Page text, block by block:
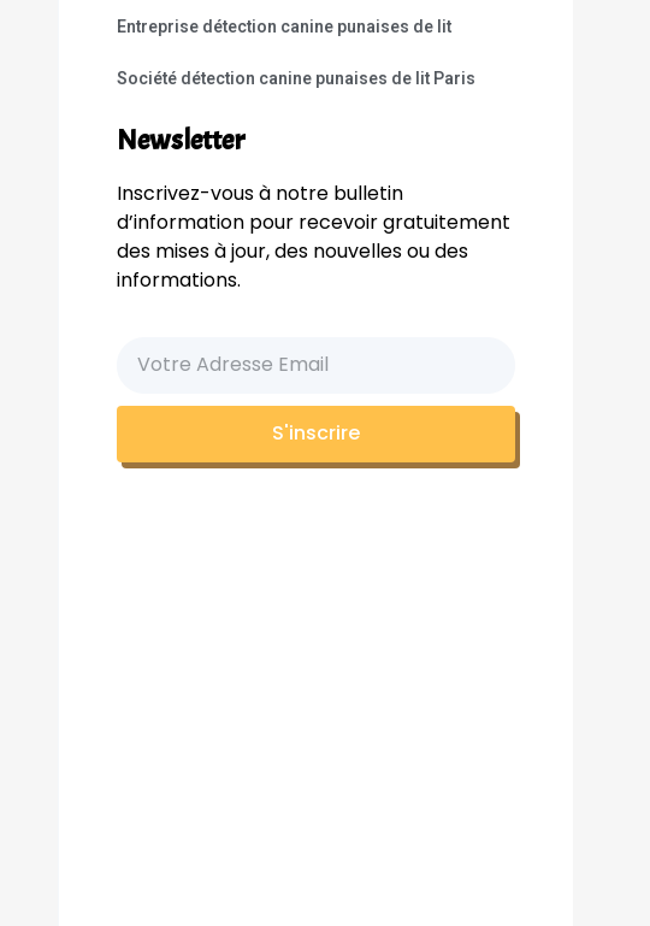
Entreprise détection canine punaises de lit
Société détection canine punaises de lit Paris
Newsletter
Inscrivez-vous à notre bulletin
d’information pour recevoir gratuitement
des mises à jour, des nouvelles ou des
informations.
S'inscrire